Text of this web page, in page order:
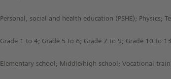
Personal, social and health education (PSHE); Physics;
Grade 1 to 4; Grade 5 to 6; Grade 7 to 9; Grade 10 to 13
Elementary school; Middle/high school; Vocational